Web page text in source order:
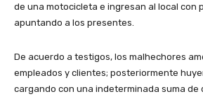
de una motocicleta e ingresan al local con
apuntando a los presentes.
De acuerdo a testigos, los malhechores
empleados y clientes; posteriormente
cargando con una indeterminada suma de